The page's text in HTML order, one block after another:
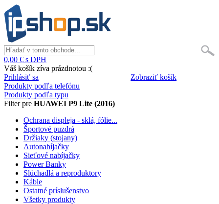
0,00 € s DPH
Váš košík zíva prázdnotou :(
Zobraziť košík
Prihlásiť sa
Produkty podľa telefónu
Produkty podľa typu
Filter pre HUAWEI P9 Lite (2016)
Ochrana displeja - sklá, fólie...
Športové puzdrá
Držiaky (stojany)
Autonabíjačky
Sieťové nabíjačky
Power Banky
Slúchadlá a reproduktory
Káble
Ostatné príslušenstvo
Všetky produkty